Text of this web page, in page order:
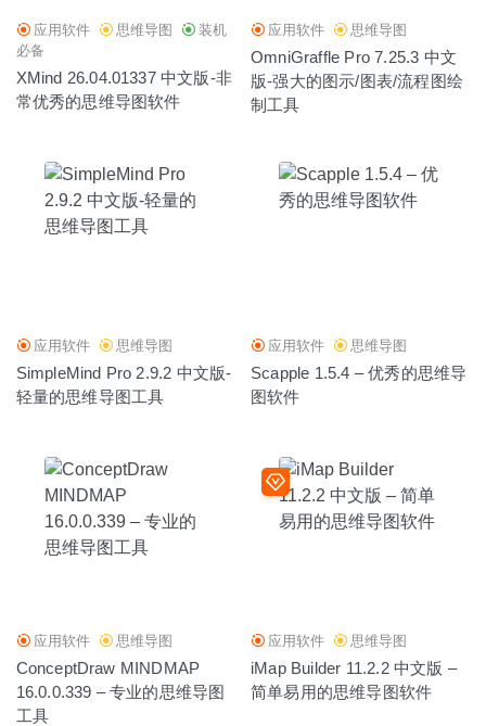
应用软件 思维导图
装机
必备
XMind 26.04.01337 中文版-非
常优秀的思维导图软件
应用软件 思维导图
OmniGraffle Pro 7.25.3 中文
版-强大的图示/图表/流程图绘
制工具
应用软件 思维导图
SimpleMind Pro 2.9.2 中文版-
轻量的思维导图工具
应用软件 思维导图
Scapple 1.5.4 – 优秀的思维导
图软件
应用软件 思维导图
ConceptDraw MINDMAP
16.0.0.339 – 专业的思维导图
工具
应用软件 思维导图
iMap Builder 11.2.2 中文版 –
简单易用的思维导图软件